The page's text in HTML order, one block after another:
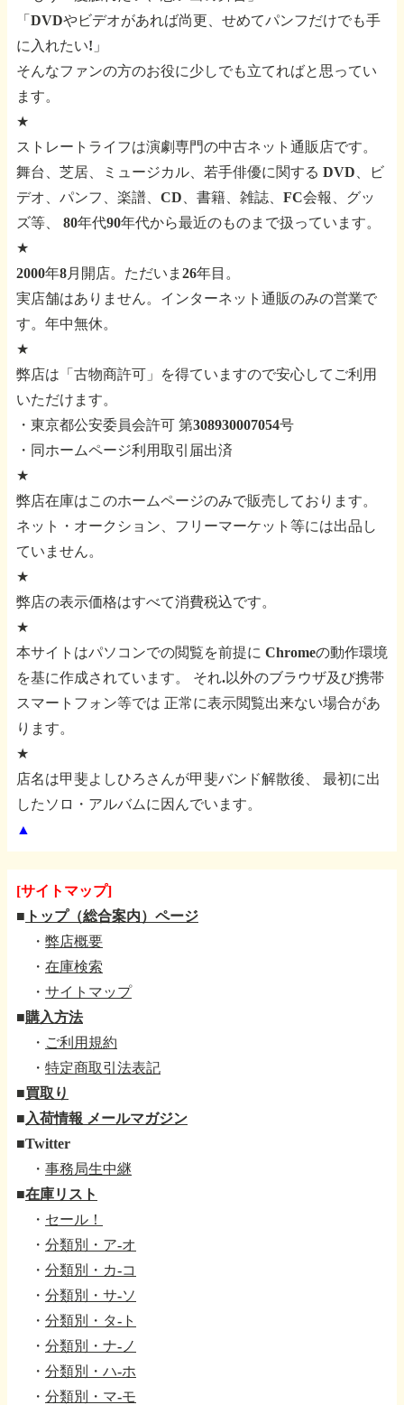
「DVDやビデオがあれば尚更、せめてパンフだけでも手
に入れたい!」
そんなファンの方のお役に少しでも立てればと思ってい
ます。
★
ストレートライフは演劇専門の中古ネット通販店です。
舞台、芝居、ミュージカル、若手俳優に関する DVD、ビ
デオ、パンフ、楽譜、CD、書籍、雑誌、FC会報、グッ
ズ等、
80年代90年代から最近のものまで扱っています。
★
2000年8月開店。ただいま26年目。
実店舗はありません。インターネット通販のみの営業で
す。年中無休。
★
弊店は「古物商許可」を得ていますので安心してご利用
いただけます。
・東京都公安委員会許可 第308930007054号
・同ホームページ利用取引届出済
★
弊店在庫はこのホームページのみで販売しております。
ネット・オークション、フリーマーケット等には出品し
ていません。
★
弊店の表示価格はすべて消費税込です。
★
本サイトはパソコンでの閲覧を前提に Chromeの動作環境
を基に作成されています。
それ.以外のブラウザ及び携帯
スマートフォン等では 正常に表示閲覧出来ない場合があ
ります。
★
店名は甲斐よしひろさんが甲斐バンド解散後、
最初に出
したソロ・アルバムに因んでいます。
▲
[サイトマップ]
■ トップ（総合案内）ページ
・ 弊店概要
・ 在庫検索
・ サイトマップ
■購入方法
・ ご利用規約
・ 特定商取引法表記
■買取り
■ 入荷情報 メールマガジン
■Twitter
・ 事務局生中継
■在庫リスト
・ セール！
・ 分類別・ア-オ
・ 分類別・カ-コ
・ 分類別・サ-ソ
・ 分類別・タ-ト
・ 分類別・ナ-ノ
・ 分類別・ハ-ホ
・ 分類別・マ-モ